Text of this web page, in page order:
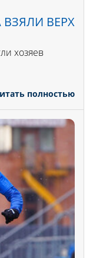
ВЗЯЛИ ВЕРХ
хозяев
полностью